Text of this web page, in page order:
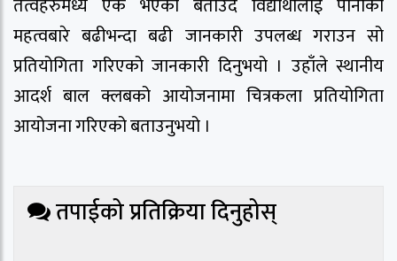
महत्वबारे बढीभन्दा बढी जानकारी उपलब्ध गराउन सो
प्रतियोगिता गरिएको जानकारी दिनुभयो । उहाँले स्थानीय
आदर्श बाल क्लबको आयोजनामा चित्रकला प्रतियोगिता
आयोजना गरिएको बताउनुभयो ।
तपाईको प्रतिक्रिया दिनुहोस्